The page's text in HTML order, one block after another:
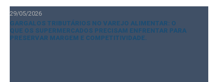
29/05/2026
GARGALOS TRIBUTÁRIOS NO VAREJO ALIMENTAR: O
QUE OS SUPERMERCADOS PRECISAM ENFRENTAR PARA
PRESERVAR MARGEM E COMPETITIVIDADE.